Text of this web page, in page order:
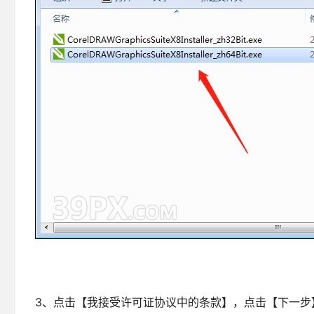
3、点击【我接受许可证协议中的条款】，点击【下一步